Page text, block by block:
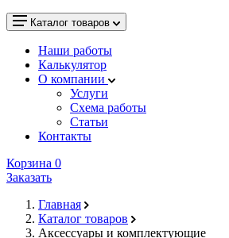
Каталог товаров
Наши работы
Калькулятор
О компании
Услуги
Схема работы
Статьи
Контакты
Корзина 0
Заказать
Главная
Каталог товаров
Аксессуары и комплектующие